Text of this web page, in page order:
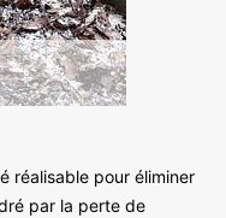
réalisable pour éliminer
par la perte de